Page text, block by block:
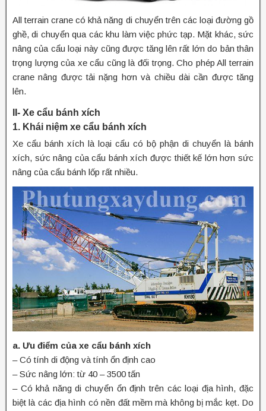
All terrain crane có khả năng di chuyển trên các loại đường gồ
ghề, di chuyển qua các khu làm việc phức tạp. Mặt khác, sức
nâng của cẩu loại này cũng được tăng lên rất lớn do bản thân
trọng lượng của xe cẩu cũng là đối trọng. Cho phép All terrain
crane nâng được tải nặng hơn và chiều dài cần được tăng
lên.
II- Xe cẩu bánh xích
1. Khái niệm xe cẩu bánh xích
Xe cẩu bánh xích là loại cẩu có bộ phận di chuyển là bánh
xích, sức nâng của cẩu bánh xích được thiết kế lớn hơn sức
nâng của cẩu bánh lốp rất nhiều.
a. Ưu điểm của xe cẩu bánh xích
– Có tính di động và tính ổn định cao
– Sức nâng lớn: từ 40 – 3500 tấn
– Có khả năng di chuyển ổn định trên các loại địa hình, đặc
biệt là các địa hình có nền đất mềm mà không bị mắc kẹt. Do